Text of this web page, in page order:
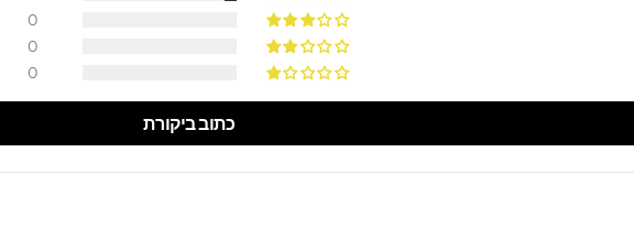
0
0
0
כתוב ביקורת